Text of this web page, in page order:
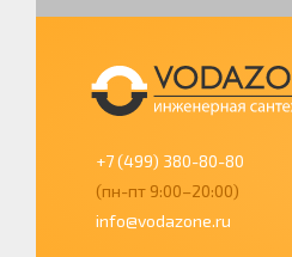
+7 (499) 380-80-80
(пн-пт 9:00–20:00)
info@vodazone.ru